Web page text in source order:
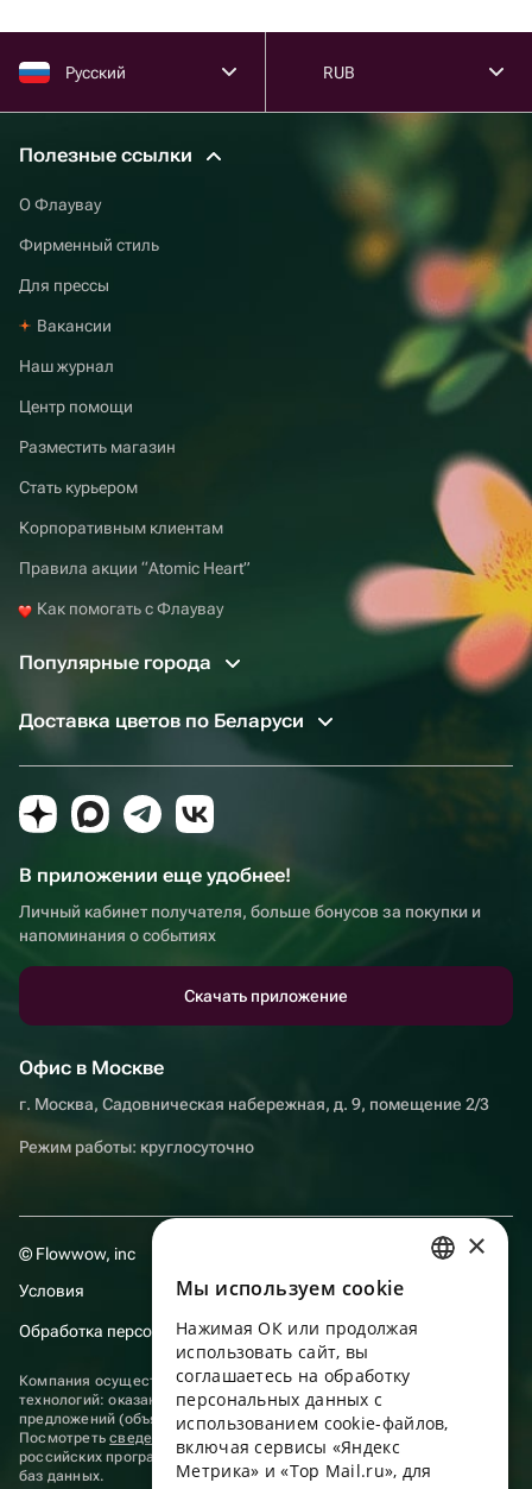
Русский RUB
Полезные ссылки
О Флаувау
Фирменный стиль
Для прессы
Вакансии
Наш журнал
Центр помощи
Разместить магазин
Стать курьером
Корпоративным клиентам
Правила акции “Atomic Heart”
Как помогать с Флаувау
Популярные города
Доставка цветов по Беларуси
В приложении еще удобнее!
Личный кабинет получателя, больше бонусов за покупки и
напоминания о событиях
Скачать приложение
Офис в Москве
г. Москва, Садовническая набережная, д. 9, помещение 2/3
Режим работы: круглосуточно
© Flowwow, inc
Условия
Обработка персональных данных
Компания осуществляет деятельность в области информационных
технологий: оказание услуг в сети “Интернет” по размещению
предложений (объявлений) продавцов о реализации товаров.
Посмотретьсведения о программах
, включенных в реестр
российских программ для электронных вычислительных машин и
баз данных.
ENGLISH
UKRAINIAN
PORTUGUESE
×
Мы используем сookie
Нажимая ОК или продолжая
использовать сайт, вы
соглашаетесь на обработку
персональных данных с
использованием cookie-файлов,
включая сервисы «Яндекс
Метрика» и «Top Mail.ru», для